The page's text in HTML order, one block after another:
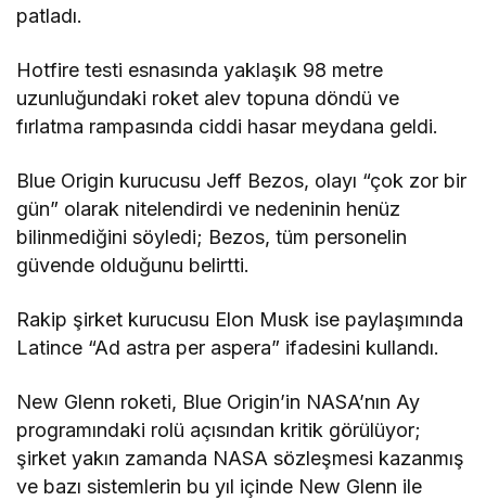
patladı.
Hotfire testi esnasında yaklaşık 98 metre
uzunluğundaki roket alev topuna döndü ve
fırlatma rampasında ciddi hasar meydana geldi.
Blue Origin kurucusu Jeff Bezos, olayı “çok zor bir
gün” olarak nitelendirdi ve nedeninin henüz
bilinmediğini söyledi; Bezos, tüm personelin
güvende olduğunu belirtti.
Rakip şirket kurucusu Elon Musk ise paylaşımında
Latince “Ad astra per aspera” ifadesini kullandı.
New Glenn roketi, Blue Origin’in NASA’nın Ay
programındaki rolü açısından kritik görülüyor;
şirket yakın zamanda NASA sözleşmesi kazanmış
ve bazı sistemlerin bu yıl içinde New Glenn ile